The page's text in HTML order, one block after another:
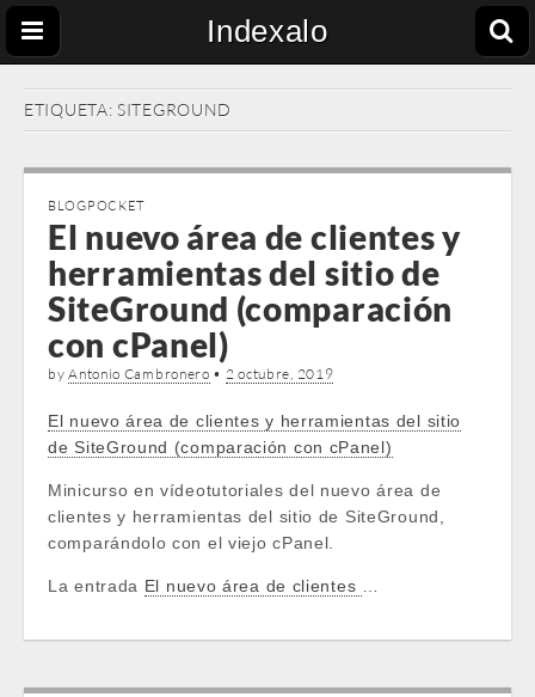
Indexalo
ETIQUETA: SITEGROUND
BLOGPOCKET
El nuevo área de clientes y
herramientas del sitio de
SiteGround (comparación
con cPanel)
byAntonio Cambronero • 2 octubre, 2019
El nuevo área de clientes y herramientas del sitio
de SiteGround (comparación con cPanel)
Minicurso en vídeotutoriales del nuevo área de
clientes y herramientas del sitio de SiteGround,
comparándolo con el viejo cPanel.
La entrada El nuevo área de clientes